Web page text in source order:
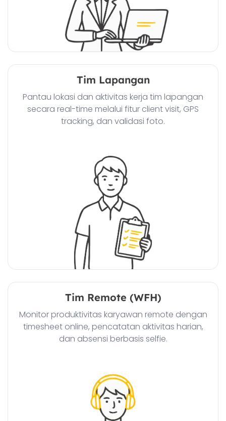
Tim Lapangan
Pantau lokasi dan aktivitas kerja tim lapangan
secara real-time melalui fitur client visit, GPS
tracking, dan validasi foto.
Tim Remote (WFH)
Monitor produktivitas karyawan remote dengan
timesheet online, pencatatan aktivitas harian,
dan absensi berbasis selfie.